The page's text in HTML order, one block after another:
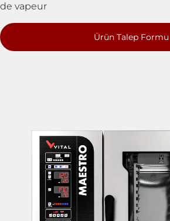
de vapeur
Ürün Talep Formu